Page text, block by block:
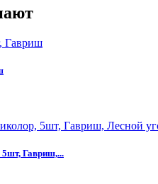
5шт, Гавриш,...